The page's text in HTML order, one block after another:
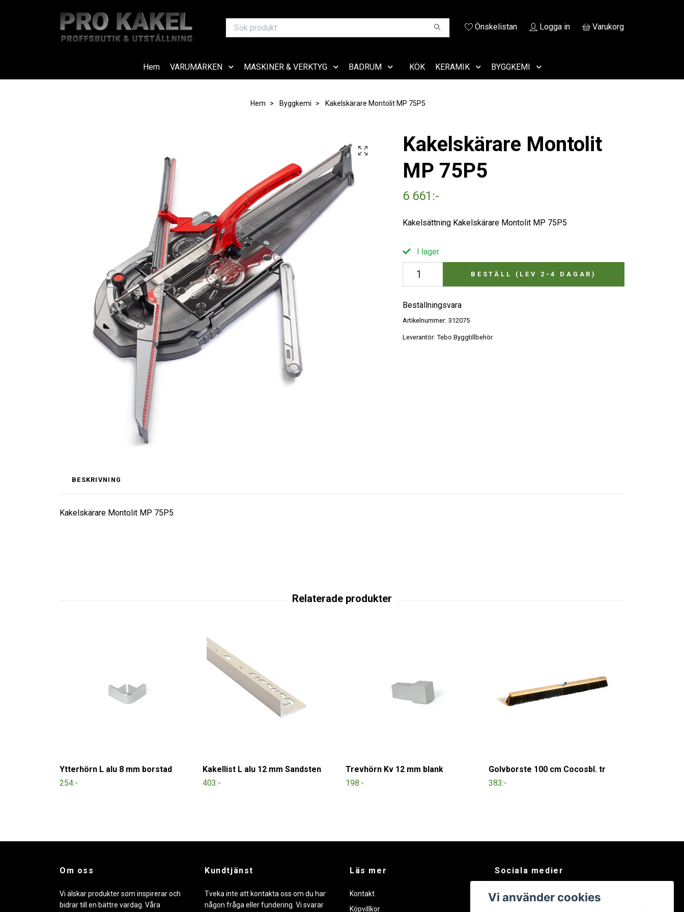
Önskelistan Logga in Varukorg
Hem VARUMÄRKEN MASKINER & VERKTYG BADRUM KÖK KERAMIK BYGGKEMI
Hem Byggkemi Kakelskärare Montolit MP 75P5
Kakelskärare Montolit
MP 75P5
6 661:-
Kakelsättning Kakelskärare Montolit MP 75P5
I lager.
BESTÄLL (LEV 2-4 DAGAR)
Beställningsvara
Artikelnummer: 312075
Leverantör: Tebo Byggtillbehör
BESKRIVNING
Kakelskärare Montolit MP 75P5
Ytterhörn L alu 8 mm borstad
254:-
Kakellist L alu 12 mm Sandsten
403:-
Trevhörn Kv 12 mm blank
198:-
Golvborste 100 cm Cocosbl. tr
383:-
Om oss
Vi älskar produkter som inspirerar och
bidrar till en bättre vardag. Våra
Kundtjänst
Tveka inte att kontakta oss om du har
någon fråga eller fundering. Vi svarar
Läs mer
Kontakt
Köpvillkor
Sociala medier
Facebook
Vi använder cookies